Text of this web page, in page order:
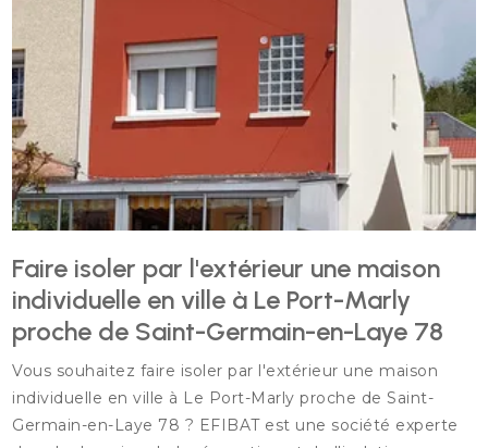
Faire isoler par l'extérieur une maison
individuelle en ville à Le Port-Marly
proche de Saint-Germain-en-Laye 78
Vous souhaitez faire isoler par l'extérieur une maison
individuelle en ville à Le Port-Marly proche de Saint-
Germain-en-Laye 78 ? EFIBAT est une société experte